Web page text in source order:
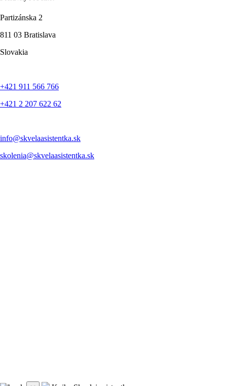
Partizánska 2
811 03 Bratislava
Slovakia
+421 911 566 766
+421 2 207 622 62
info@skvelaasistentka.sk
skolenia@skvelaasistentka.sk